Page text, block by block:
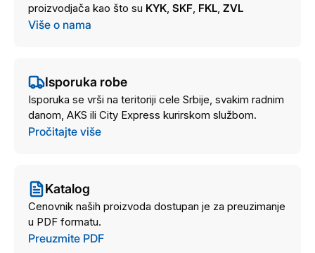
proizvodjača kao što su KYK, SKF, FKL, ZVL
Više o nama
Isporuka robe
Isporuka se vrši na teritoriji cele Srbije, svakim radnim
danom, AKS ili City Express kurirskom službom.
Pročitajte više
Katalog
Cenovnik naših proizvoda dostupan je za preuzimanje
u PDF formatu.
Preuzmite PDF